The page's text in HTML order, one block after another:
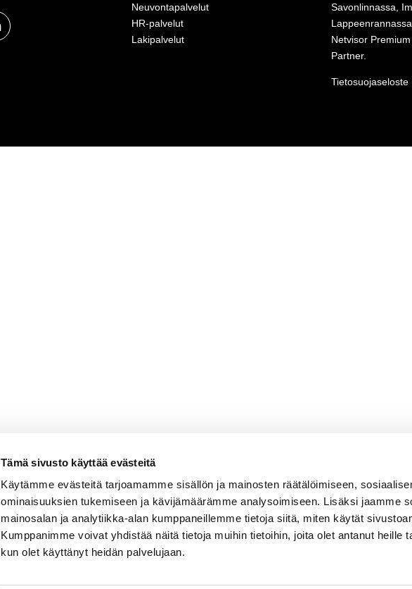
Tämä sivusto käyttää evästeitä
Käytämme evästeitä tarjoamamme sisällön ja mainosten räätälöimiseen,
ominaisuuksien tukemiseen ja kävijämäärämme analysoimiseen. Lisäksi jaamme
mainosalan ja analytiikka-alan kumppaneillemme tietoja siitä, miten käytät
Kumppanimme voivat yhdistää näitä tietoja muihin tietoihin, joita olet antanut heille
kun olet käyttänyt heidän palvelujaan.
Neuvontapalvelut
HR-palvelut
Lakipalvelut
Savonlinnassa,
Netvisor
Partner.
Tietosuojaseloste